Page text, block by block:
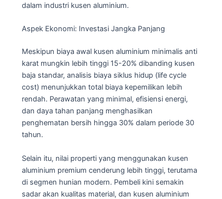
dalam industri kusen aluminium.
Aspek Ekonomi: Investasi Jangka Panjang
Meskipun biaya awal kusen aluminium minimalis anti
karat mungkin lebih tinggi 15-20% dibanding kusen
baja standar, analisis biaya siklus hidup (life cycle
cost) menunjukkan total biaya kepemilikan lebih
rendah. Perawatan yang minimal, efisiensi energi,
dan daya tahan panjang menghasilkan
penghematan bersih hingga 30% dalam periode 30
tahun.
Selain itu, nilai properti yang menggunakan kusen
aluminium premium cenderung lebih tinggi, terutama
di segmen hunian modern. Pembeli kini semakin
sadar akan kualitas material, dan kusen aluminium